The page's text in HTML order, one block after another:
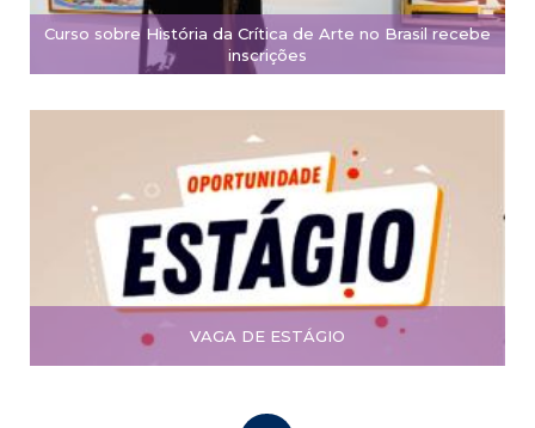
Curso sobre História da Crítica de Arte no Brasil recebe
inscrições
VAGA DE ESTÁGIO